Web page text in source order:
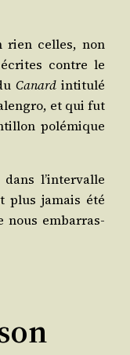
rien celles, non
contre le
Canardinti­tu­lé
et qui fut
polé­mique
l’in­ter­valle
plus jamais été
nous embar­ras­